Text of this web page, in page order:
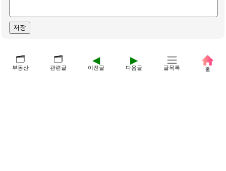
🗂️
부동산
🗂️
관련글
◀
이전글
▶
다음글 글목록 홈